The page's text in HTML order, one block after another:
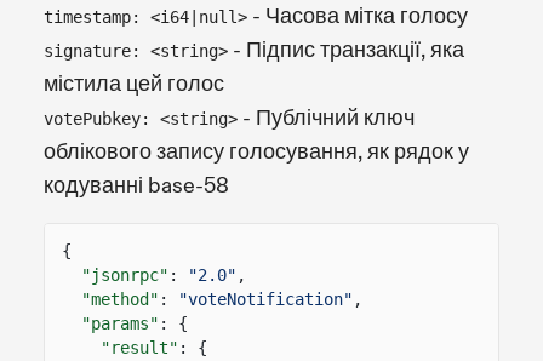
timestamp: <i64|null> - Часова мітка голосу
signature: <string> - Підпис транзакції, яка
містила цей голос
votePubkey: <string> - Публічний ключ
облікового запису голосування, як рядок у
кодуванні base-58
{
"jsonrpc" : "2.0" ,
"method" : "voteNotification" ,
"params" : {
"result" : {